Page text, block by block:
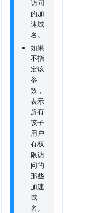
访问
的加
速域
名。
如果
不指
定该
参
数，
表示
所有
该子
用户
有权
限访
问的
那些
加速
域
名。